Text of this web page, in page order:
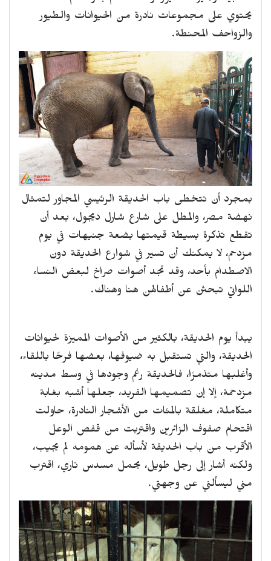
يحتوي على مجموعات نادرة من الحيوانات والطيور
والزواحف المحنطة.
بمجرد أن تتخطى باب الحديقة الرئيسي المجاور لتمثال
نهضة مصر، والمطل على شارع شارل ديجول، بعد أن
تقطع تذكرة بسيطة قيمتها بضعة جنيهات في يوم
مزدحم، لا يمكنك أن تسير في شوارع الحديقة دون
الاصطدام بأحد، وقد تجد أصوات صراخ لبعض النساء
اللواتي تبحثن عن أطفالهن هنا وهناك.
يبدأ يوم الحديقة، بالكثير من الأصوات المميزة لحيوانات
الحديقة، والتي تستقبل به ضيوفها، بعضها فرحًا باللقاء،
وأغلبها متذمرًا، فالحديقة رغم وجودها في وسط مدينه
مزدحمة، إلا إن تصميمها الفريد، جعلها أشبه بغابة
متكاملة، مغلقة بالمئات من الأشجار النادرة، حاولت
اقتحام صفوف الزائرين واقتربت من قفص الوعل
الأقرب من باب الحديقة لأسأله عن همومه لم يجيب،
ولكنه أشار إلى رجل طويل، يحمل مسدس ناري، اقترب
مني ليسألني عن وجهتي.